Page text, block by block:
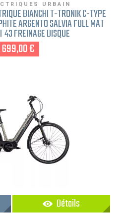
URBAIN
BIANCHI T-TRONIK C-TYPE
ARGENTO SALVIA FULL MAT
FREINAGE DISQUE
€
Détails